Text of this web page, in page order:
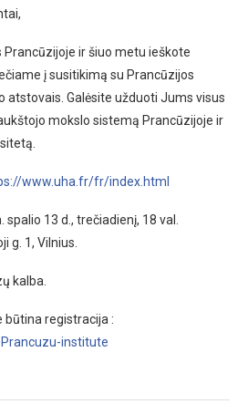
ir šiuo metu ieškote
į susitikimą su Prancūzijos
atstovais. Galėsite užduoti Jums visus
mokslo sistemą Prancūzijoje ir
www.uha.fr/fr/index.html
13 d., trečiadienį, 18 val.
g. 1, Vilnius.
kalba.
būtina registracija :
institute